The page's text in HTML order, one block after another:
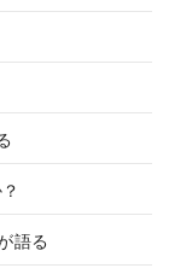
？
語る